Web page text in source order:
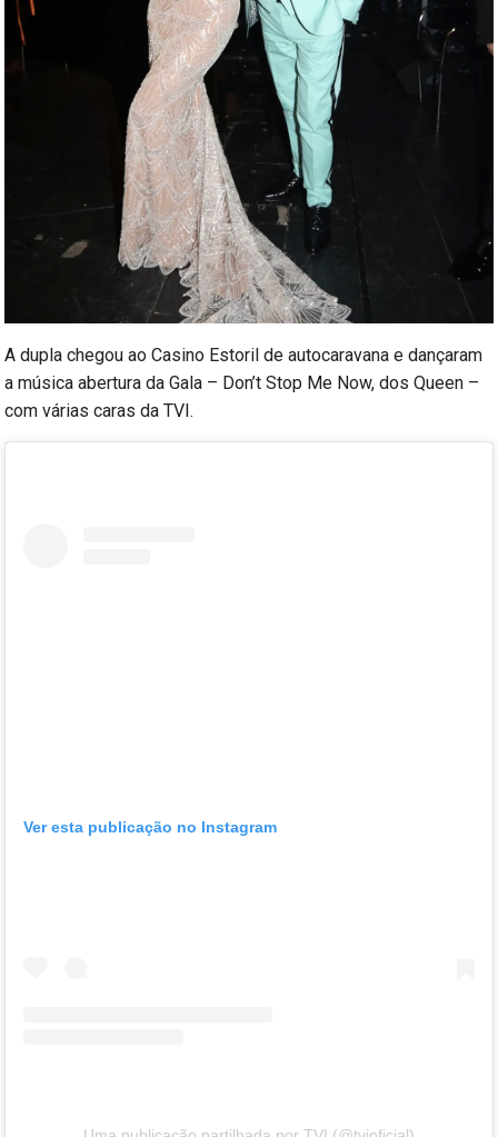
A dupla chegou ao Casino Estoril de autocaravana e dançaram
a música abertura da Gala – Don’t Stop Me Now, dos Queen –
com várias caras da TVI.
Ver esta publicação no Instagram